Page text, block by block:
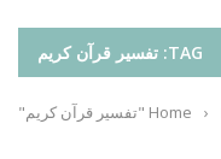
TAG: تفسير قرآن كريم
Home ›